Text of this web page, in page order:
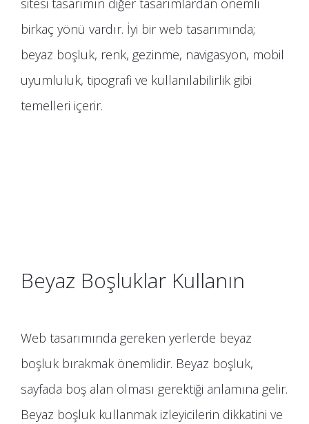
sitesi tasarımın diğer tasarımlardan önemli
birkaç yönü vardır. İyi bir web tasarımında;
beyaz boşluk, renk, gezinme, navigasyon, mobil
uyumluluk, tipografi ve kullanılabilirlik gibi
temelleri içerir.
Beyaz Boşluklar Kullanın
Web tasarımında gereken yerlerde beyaz
boşluk bırakmak önemlidir. Beyaz boşluk,
sayfada boş alan olması gerektiği anlamına gelir.
Beyaz boşluk kullanmak izleyicilerin dikkatini ve